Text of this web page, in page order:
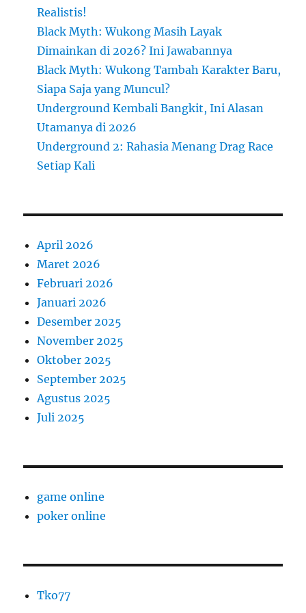
Realistis!
Black Myth: Wukong Masih Layak
Dimainkan di 2026? Ini Jawabannya
Black Myth: Wukong Tambah Karakter Baru,
Siapa Saja yang Muncul?
Underground Kembali Bangkit, Ini Alasan
Utamanya di 2026
Underground 2: Rahasia Menang Drag Race
Setiap Kali
April 2026
Maret 2026
Februari 2026
Januari 2026
Desember 2025
November 2025
Oktober 2025
September 2025
Agustus 2025
Juli 2025
game online
poker online
Tko77